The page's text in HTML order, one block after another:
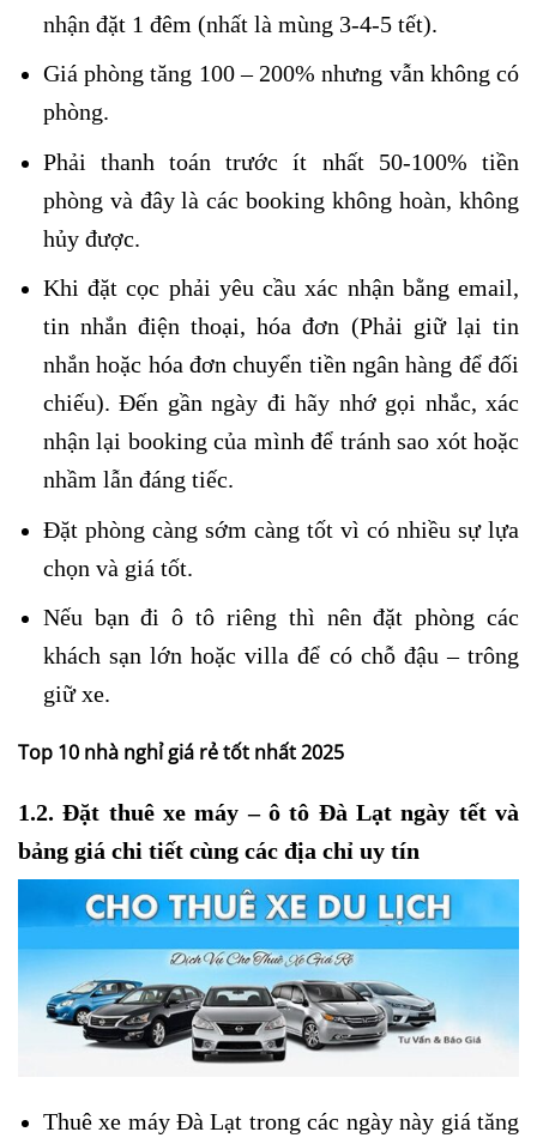
nhận đặt 1 đêm (nhất là mùng 3-4-5 tết).
Giá phòng tăng 100 – 200% nhưng vẫn không có
phòng.
Phải thanh toán trước ít nhất 50-100% tiền
phòng và đây là các booking không hoàn, không
hủy được.
Khi đặt cọc phải yêu cầu xác nhận bằng email,
tin nhắn điện thoại, hóa đơn (Phải giữ lại tin
nhắn hoặc hóa đơn chuyển tiền ngân hàng để đối
chiếu). Đến gần ngày đi hãy nhớ gọi nhắc, xác
nhận lại booking của mình để tránh sao xót hoặc
nhầm lẫn đáng tiếc.
Đặt phòng càng sớm càng tốt vì có nhiều sự lựa
chọn và giá tốt.
Nếu bạn đi ô tô riêng thì nên đặt phòng các
khách sạn lớn hoặc villa để có chỗ đậu – trông
giữ xe.
Top 10 nhà nghỉ giá rẻ tốt nhất 2025
1.2. Đặt thuê xe máy – ô tô Đà Lạt ngày tết và
bảng giá chi tiết cùng các địa chỉ uy tín
Thuê xe máy Đà Lạt trong các ngày này giá tăng